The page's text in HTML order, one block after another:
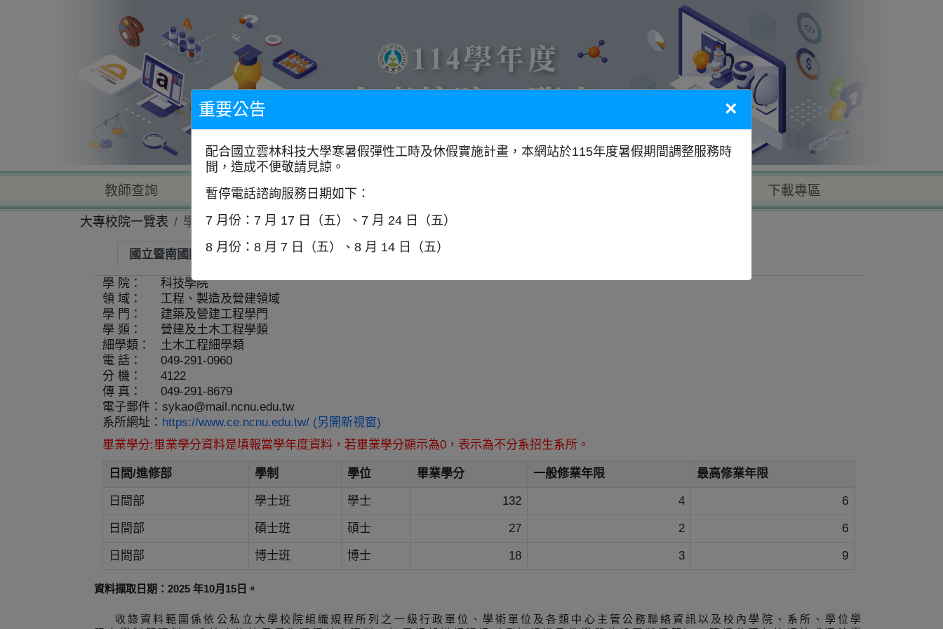
教師查詢 學校查詢 以學門找學校 下載專區
大專校院一覽表 學系資訊
國立暨南國際大學-土木工程學系 師資
學 院：
科技學院
領 域：
工程、製造及營建領域
學 門：
建築及營建工程學門
學 類：
營建及土木工程學類
細學類：
土木工程細學類
電 話：
049-291-0960
分 機：
4122
傳 真：
049-291-8679
電子郵件： sykao@mail.ncnu.edu.tw
系所網址： https://www.ce.ncnu.edu.tw/ (另開新視窗)
畢業學分:畢業學分資料是填報當學年度資料，若畢業學分顯示為0，表示為不分系招生系所。
日間/進修部 學制 學位 畢業學分 一般修業年限 最高修業年限
日間部 學士班 學士 132 4 6
日間部 碩士班 碩士 27 2 6
日間部 博士班 博士 18 3 9
資料擷取日期：2025 年10月15日。
收錄資料範圍係依公私立大學校院組織規程所列之一級行政單位、學術單位及各類中心主管公務聯絡資訊以及校內學院、系所、學位學
重要公告 ×
配合國立雲林科技大學寒暑假彈性工時及休假實施計畫，本網站於115年度暑假期間調整服務時
間，造成不便敬請見諒。
暫停電話諮詢服務日期如下：
7 月份：7 月 17 日（五）、7 月 24 日（五）
8 月份：8 月 7 日（五）、8 月 14 日（五）